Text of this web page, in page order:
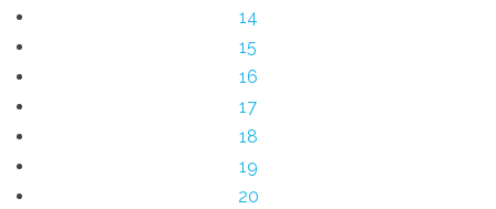
14
15
16
17
18
19
20